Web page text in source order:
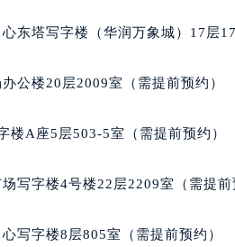
街萧邦售后服务中心（需提前预约
梅河大街萧邦售后服务中心（需提
街萧邦售后服务中心（需提前预约
路萧邦售后服务中心（需提前预约
萧邦售后服务中心（需提前预约）
东塔写字楼（华润万象城）17层
公楼20层2009室（需提前预约）
楼A座5层503-5室（需提前预约）
写字楼4号楼22层2209室（需提前
写字楼8层805室（需提前预约）